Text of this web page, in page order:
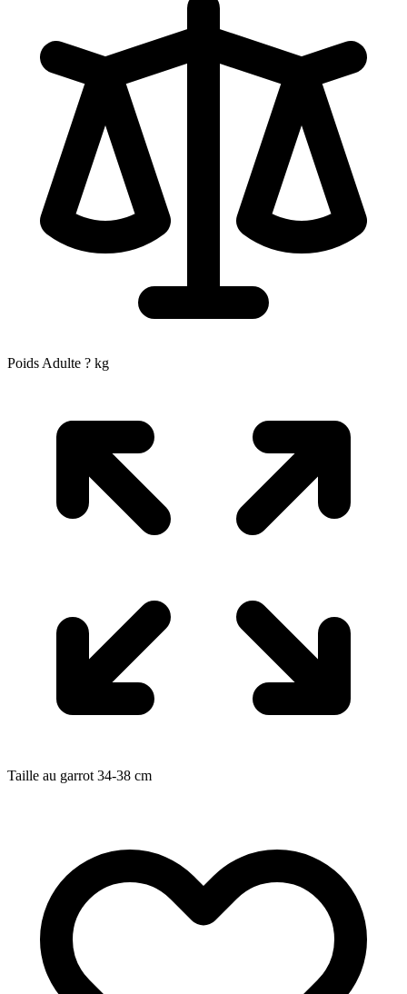
Poids Adulte ? kg
Taille au garrot 34-38 cm